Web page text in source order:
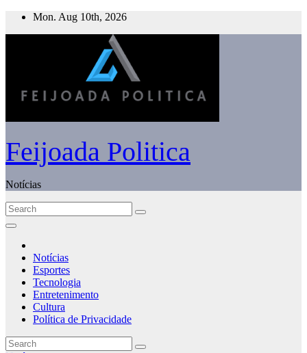
Skip
Mon. Aug 10th, 2026
Feijoada Politica
Notícias
Notícias
Esportes
Tecnologia
Entretenimento
Cultura
Política de Privacidade